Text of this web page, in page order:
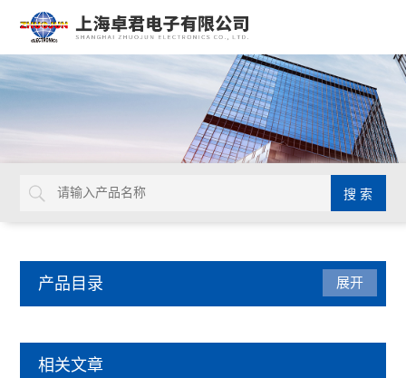
产品目录 展开
相关文章